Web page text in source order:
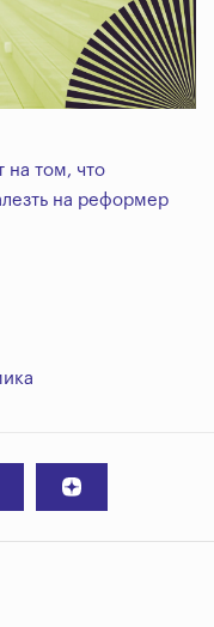
на том, что
на реформер